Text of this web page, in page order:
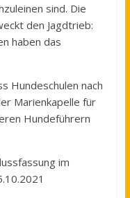
sind. Die
den Jagdtrieb:
haben das
Hundeschulen nach
Marienkapelle für
Hundeführern
im